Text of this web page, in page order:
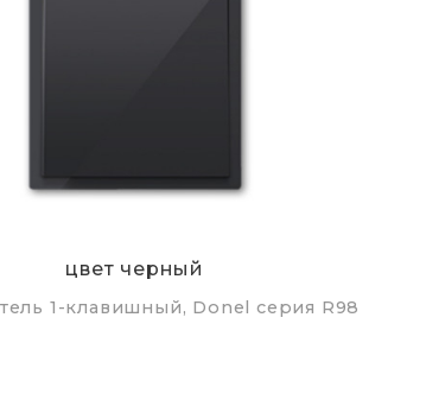
цвет черный
1-клавишный, Donel серия R98